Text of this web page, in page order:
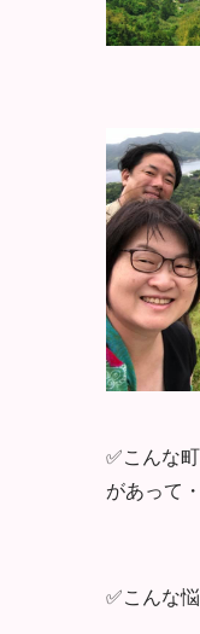
✅こんな
があって
✅こんな